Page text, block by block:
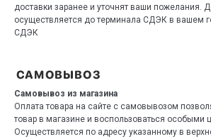
доставки заранее и уточнят ваши пожелания.
осуществляется до терминала СДЭК в вашем
СДЭК
Самовывоз из магазина
Оплата товара на сайте с самовывозом
товар в магазине и воспользоваться особыми
Осуществляется по адресу указанному в